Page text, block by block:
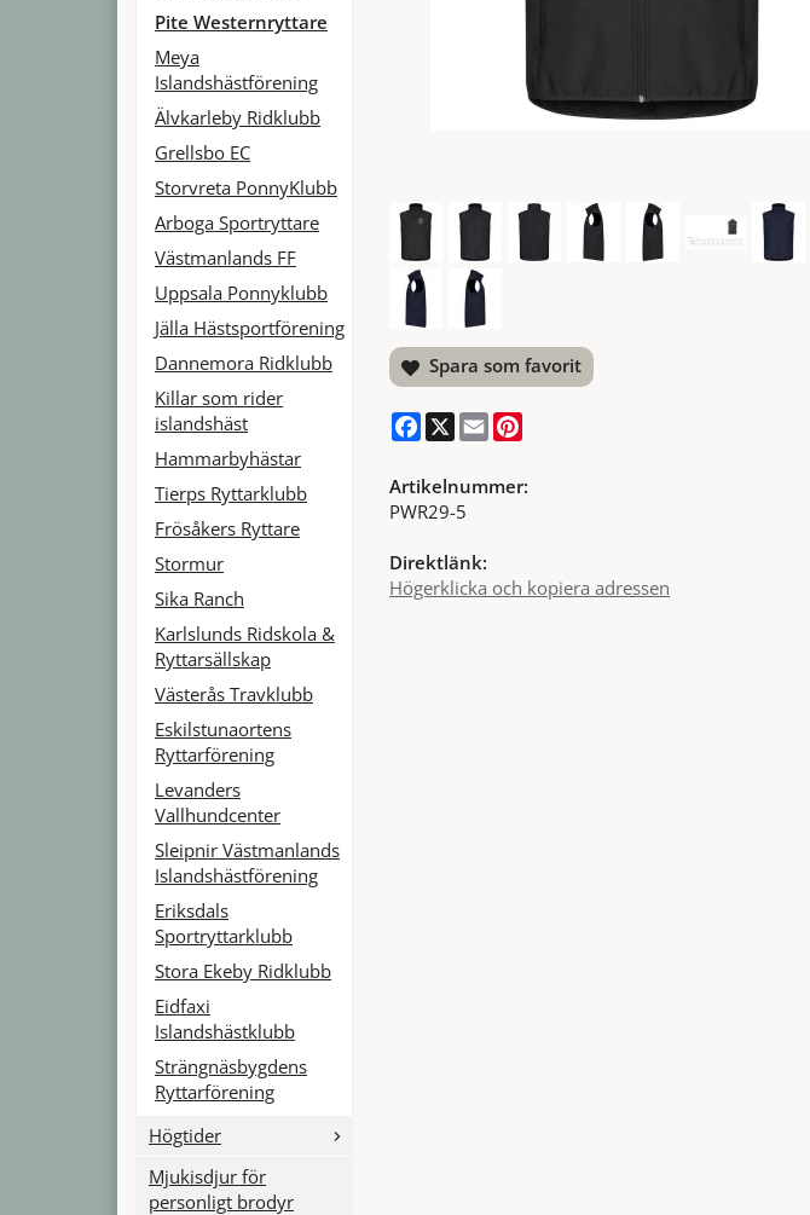
Pite Westernryttare
Meya
Islandshästförening
Älvkarleby Ridklubb
Grellsbo EC
Storvreta PonnyKlubb
Arboga Sportryttare
Västmanlands FF
Uppsala Ponnyklubb
Jälla Hästsportförening
Dannemora Ridklubb
Killar som rider
islandshäst
Hammarbyhästar
Tierps Ryttarklubb
Frösåkers Ryttare
Stormur
Sika Ranch
Karlslunds Ridskola &
Ryttarsällskap
Västerås Travklubb
Eskilstunaortens
Ryttarförening
Levanders
Vallhundcenter
Sleipnir Västmanlands
Islandshästförening
Eriksdals
Sportryttarklubb
Stora Ekeby Ridklubb
Eidfaxi
Islandshästklubb
Strängnäsbygdens
Ryttarförening
Högtider
Mjukisdjur för
personligt brodyr
Spara som favorit
Facebook
X Email
Artikelnummer:
PWR29-5
Direktlänk:
Högerklicka och kopiera adressen